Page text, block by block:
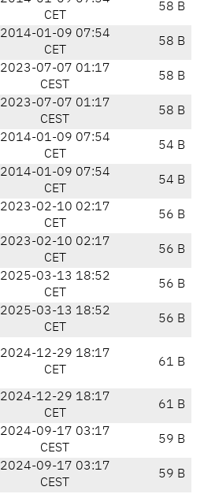
CET
58 B
2014-01-09 07:54
CET
58 B
2023-07-07 01:17
CEST
58 B
2023-07-07 01:17
CEST
58 B
2014-01-09 07:54
CET
54 B
2014-01-09 07:54
CET
54 B
2023-02-10 02:17
CET
56 B
2023-02-10 02:17
CET
56 B
2025-03-13 18:52
CET
56 B
2025-03-13 18:52
CET
56 B
2024-12-29 18:17
CET
61 B
2024-12-29 18:17
CET
61 B
2024-09-17 03:17
CEST
59 B
2024-09-17 03:17
CEST
59 B